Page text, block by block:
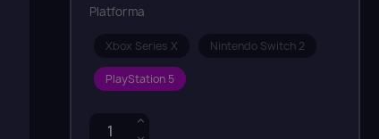
Platforma
Xbox Series X Nintendo Switch 2
PlayStation 5